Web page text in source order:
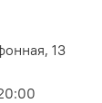
13